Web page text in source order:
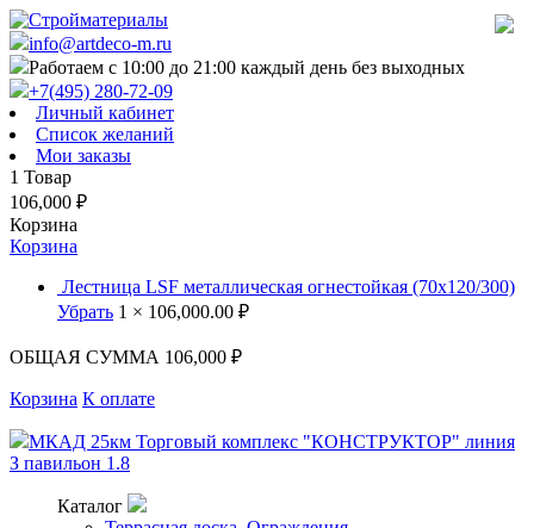
info@artdeco-m.ru
Работаем с 10:00 до 21:00 каждый день без выходных
+7(495) 280-72-09
Личный кабинет
Список желаний
Мои заказы
1 Товар
106,000 ₽
Корзина
Корзина
Лестница LSF металлическая огнестойкая (70х120/300)
Убрать 1 × 106,000.00 ₽
ОБЩАЯ СУММА 106,000 ₽
Корзина К оплате
МКАД 25км Торговый комплекс "КОНСТРУКТОР" линия
З павильон 1.8
Каталог